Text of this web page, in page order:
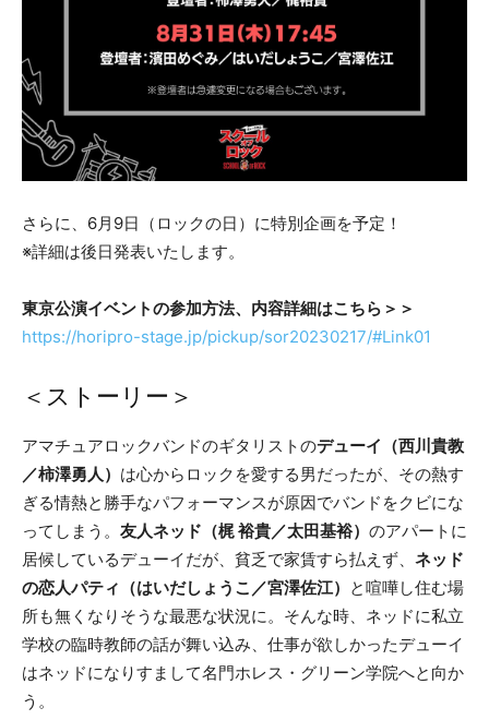
さらに、6月9日（ロックの日）に特別企画を予定！
※詳細は後日発表いたします。
東京公演イベントの参加方法、内容詳細はこちら＞＞
https://horipro-stage.jp/pickup/sor20230217/#Link01
＜ストーリー＞
アマチュアロックバンドのギタリストのデューイ（西川貴教
／柿澤勇人） は心からロックを愛する男だったが、その熱す
ぎる情熱と勝手なパフォーマンスが原因でバンドをクビにな
ってしまう。 友人ネッド（梶 裕貴／太田基裕） のアパートに
居候しているデューイだが、貧乏で家賃すら払えず、 ネッド
の恋人パティ（はいだしょうこ／宮澤佐江） と喧嘩し住む場
所も無くなりそうな最悪な状況に。そんな時、ネッドに私立
学校の臨時教師の話が舞い込み、仕事が欲しかったデューイ
はネッドになりすまして名門ホレス・グリーン学院へと向か
う。